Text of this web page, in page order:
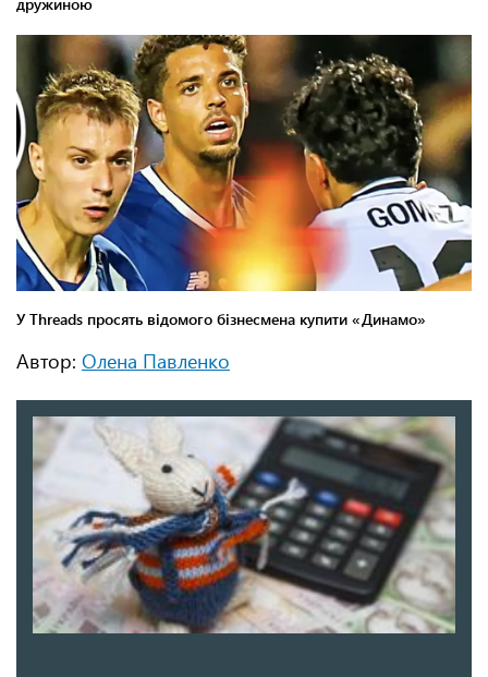
Автор: Олена Павленко